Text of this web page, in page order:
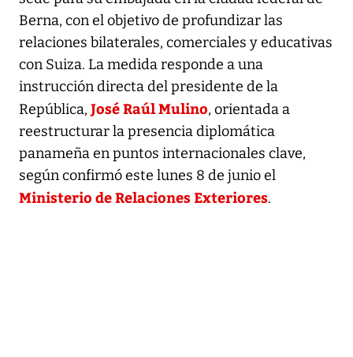
Berna, con el objetivo de profundizar las
relaciones bilaterales, comerciales y educativas
con Suiza. La medida responde a una
instrucción directa del presidente de la
República, José Raúl Mulino, orientada a
reestructurar la presencia diplomática
panameña en puntos internacionales clave,
según confirmó este lunes 8 de junio el
Ministerio de Relaciones Exteriores.